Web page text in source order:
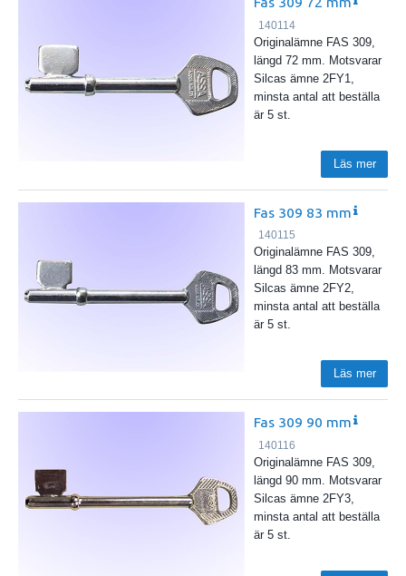
140114
Originalämne FAS 309,
längd 72 mm. Motsvarar
Silcas ämne 2FY1,
minsta antal att beställa
är 5 st.
Läs mer
Fas 309 83 mm
140115
Originalämne FAS 309,
längd 83 mm. Motsvarar
Silcas ämne 2FY2,
minsta antal att beställa
är 5 st.
Läs mer
Fas 309 90 mm
140116
Originalämne FAS 309,
längd 90 mm. Motsvarar
Silcas ämne 2FY3,
minsta antal att beställa
är 5 st.